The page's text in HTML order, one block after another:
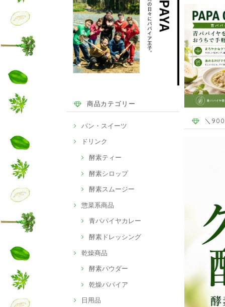
商品カテゴリー
パン・スイーツ
ドリンク
酵素ティー
酵素シロップ
酵素スムージー
惣菜系商品
青パパイヤカレー
酵素ドレッシング
乾燥商品
酵素パウダー
乾燥パパイア
日用品
＼